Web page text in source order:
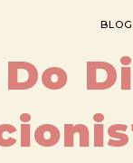
BLOG